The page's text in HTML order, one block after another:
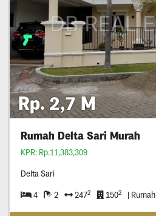
Rp. 2,7 M
Rumah Delta Sari Murah
KPR: Rp.11,383,309
Delta Sari
4 2 2472 1502 | Rumah